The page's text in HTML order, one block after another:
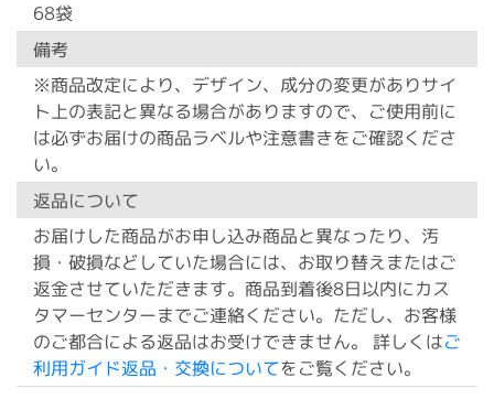
68袋
備考
※商品改定により、デザイン、成分の変更がありサイ
ト上の表記と異なる場合がありますので、ご使用前に
は必ずお届けの商品ラベルや注意書きをご確認くださ
い。
返品について
お届けした商品がお申し込み商品と異なったり、汚
損・破損などしていた場合には、お取り替えまたはご
返金させていただきます。商品到着後8日以内にカス
タマーセンターまでご連絡ください。ただし、お客様
のご都合による返品はお受けできません。 詳しくはご
利用ガイド返品・交換についてをご覧ください。